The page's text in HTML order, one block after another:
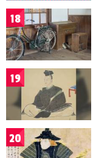
18
19
20